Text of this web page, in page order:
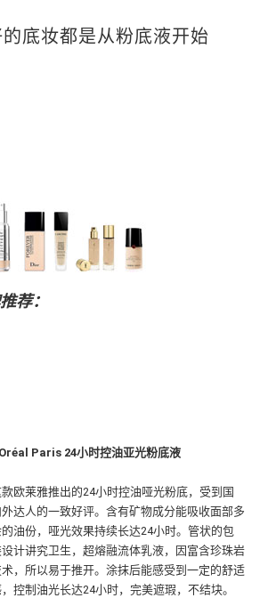
底妆都是从粉底液开始
荐：
Paris 24小时控油亚光粉底液
欧莱雅推出的24小时控油哑光粉底，受到国
外达人的一致好评。含有矿物成分能吸收面部多
油份，哑光效果持续长达24小时。管状的包
计讲究卫生，超熔融流体乳液，因富含珍珠岩
，所以易于推开。涂抹后能感受到一定的舒适
控制油光长达24小时，完美遮瑕，不结块。